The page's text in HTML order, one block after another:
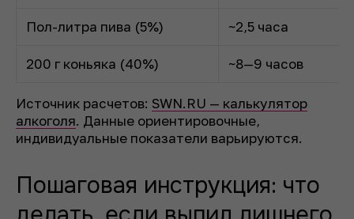
Пол-литра пива (5%) ~2,5 часа
200 г коньяка (40%) ~8—9 часов
Источник расчетов: SWN.RU — калькулятор
алкоголя. Данные ориентировочные,
индивидуальные показатели варьируются.
Пошаговая инструкция: что